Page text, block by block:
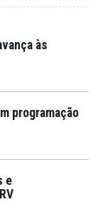
às
programação
e